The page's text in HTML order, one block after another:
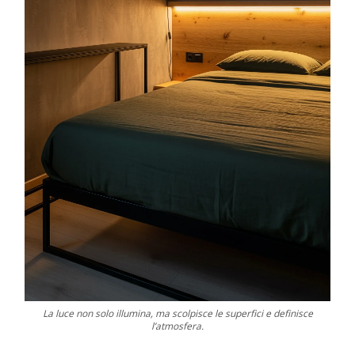
La luce non solo illumina, ma scolpisce le superfici e definisce
l’atmosfera.